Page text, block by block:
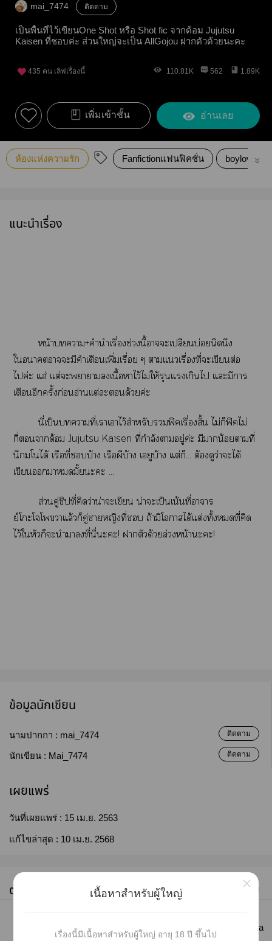
mai_7474 ติดตาม
เป็นพื้นที่ไว้เขียนOne Shot หรือ Shot fic จากด้อม Jujutsu
Kaisen ที่ชอบค่ะ ส่วนใหญ่จะเป็น AllGojou ฝากตัวด้วยนะคะ
435 คน เลิฟเรื่องนี้ 110.81K 562 1.89K
เพิ่มเข้าชั้น อ่านเลย
ห้องแห่งความรัก Fanfictionแฟนฟิคชั่น boylove
แนะนำเรื่อง
หน้าา+คำนำเรื่องช่วงนี้าะเปลียนบ่อยนิดนึง
ใาาะมีคำเตือนเพิ่มเรื่อย ๆ าแเรื่องที่ะเขียนต่อ
ไค่ะ แฮ่ แต่ะาาเนื้อาไว้ไม่ให้รุนแรงเกินไ แะมีการ
เตือนอีกครั้งก่อนอ่านเเต่ะด้วยค่ะ
นี่เป็นาที่เาเาไว้สำหรับฟิคเรื่องสั้น ไม่ก็ฟิคไม่
กี่าด้อม Jujutsu Kaisen ที่กำลังาอยู่ค่ะ มีาน้อยตามที่
นึกโได้ เรือที่บ้าง เรือผีบ้าง เอยูบ้าง แต่ก็... ต้องดูว่าะได้
เขียนามั้ยะะ ...
ส่วนคู่ชิปที่คิดว่าน่าะเขียน น่าะเป็นเน้นที่อาจาร
ย์โะโจโาแล้วก็คู่าหญิงที่ ถ้ามีโาได้แต่งทั้งที่คิด
ไว้ใหัวก็ะนำาที่นี่ะะ! าตัวด้วยล่วงหน้าะะ!
ข้อมูลนักเขียน
นามปากกา : mai_7474 ติดตาม
นักเขียน : Mai_7474 ติดตาม
เผยแพร่
วันที่เผยแพร่ : 15 เม.ย. 2563
แก้ไขล่าสุด : 10 เม.ย. 2568
ตอนทั้งหมด (13) เก่าไปใหม่
[ONE SHOT] วันพรุ่งนี้คงยังเหมือนเดิม Geto Suguru x Gojou Sa
เนื้อหาสำหรับผู้ใหญ่
เรื่องนี้มีเนื้อหาสำหรับผู้ใหญ่ อายุ 18 ปี ขึ้นไป
×